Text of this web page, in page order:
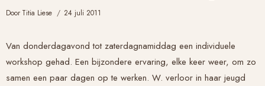
Door Titia Liese 24 juli 2011
Van donderdagavond tot zaterdagnamiddag een individuele
workshop gehad. Een bijzondere ervaring, elke keer weer, om zo
samen een paar dagen op te werken. W. verloor in haar jeugd